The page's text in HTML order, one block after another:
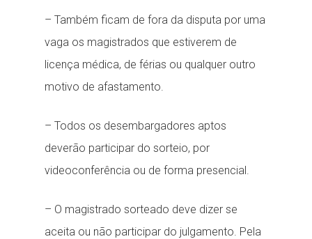
– Também ficam de fora da disputa por uma
vaga os magistrados que estiverem de
licença médica, de férias ou qualquer outro
motivo de afastamento.
– Todos os desembargadores aptos
deverão participar do sorteio, por
videoconferência ou de forma presencial.
– O magistrado sorteado deve dizer se
aceita ou não participar do julgamento. Pela